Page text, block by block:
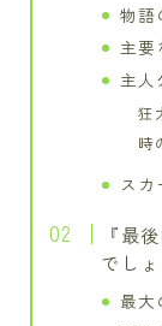
物語
主要
主人
狂
時
ス
『最
でし
最大